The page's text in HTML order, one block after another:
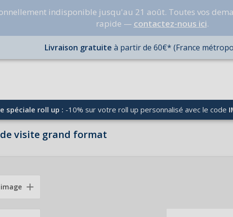
indisponible jusqu'au 21 août. Toutes vos
rapide — contactez-nous ici.
Livraison gratuite à partir de 60€* (France
spéciale roll up : -10% sur votre roll up personnalisé avec le code
visite grand format